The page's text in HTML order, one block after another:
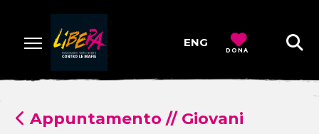
ENG
DONA
Appuntamento// Giovani